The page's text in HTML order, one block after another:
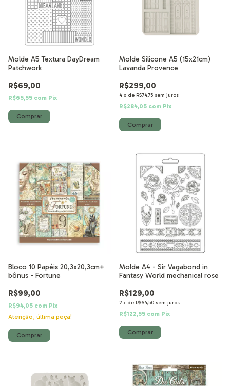
Molde A5 Textura DayDream
Patchwork
R$69,00
R$65,55 com Pix
Molde Silicone A5 (15x21cm)
Lavanda Provence
R$299,00
4 x de R$74,75 sem juros
R$284,05 com Pix
Bloco 10 Papéis 20,3x20,3cm+
bônus - Fortune
R$99,00
R$94,05 com Pix
Atenção, última peça!
Molde A4 - Sir Vagabond in
Fantasy World mechanical rose
R$129,00
2 x de R$64,50 sem juros
R$122,55 com Pix